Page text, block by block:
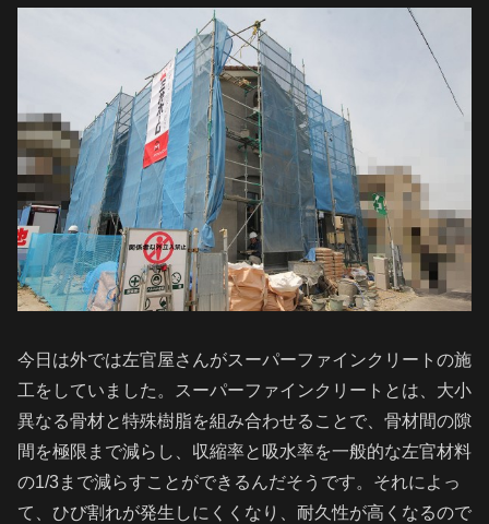
今日は外では左官屋さんがスーパーファインクリートの施
工をしていました。スーパーファインクリートとは、大小
異なる骨材と特殊樹脂を組み合わせることで、骨材間の隙
間を極限まで減らし、収縮率と吸水率を一般的な左官材料
の1/3まで減らすことができるんだそうです。それによっ
て、ひび割れが発生しにくくなり、耐久性が高くなるので